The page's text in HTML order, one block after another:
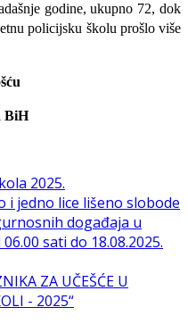
godine, ukupno 72, dok
policijsku školu prošlo više
BiH
2025.
i jedno lice lišeno slobode
događaja u
sati do 18.08.2025.
ZA UČEŠĆE U
- 2025“